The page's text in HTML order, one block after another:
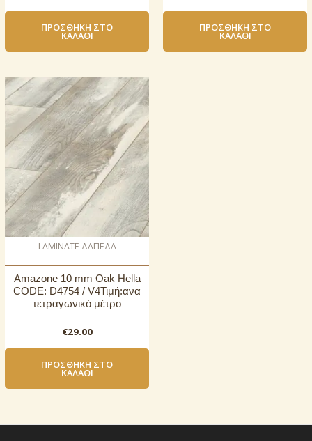
ΠΡΟΣΘΉΚΗ ΣΤΟ
ΚΑΛΆΘΙ
€35.00.είναι:
ΠΡΟΣΘΉΚΗ ΣΤΟ
ΚΑΛΆΘΙ
LAMINATE ΔΑΠΕΔΑ
Amazone 10 mm Oak Hella
CODE: D4754 / V4Τιμή:ανα
τετραγωνικό μέτρο
€29.00
ΠΡΟΣΘΉΚΗ ΣΤΟ
ΚΑΛΆΘΙ